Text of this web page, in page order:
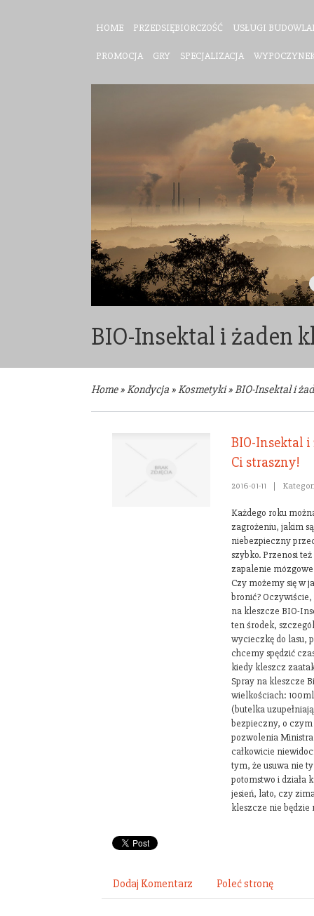
HOME PRZEDSIĘBIORCZOŚĆ USŁUGI
PROMOCJA GRY SPECJALIZACJA
BIO-Insektal i żaden
Home»Kondycja »Kosmetyki»BIO-Insektal i
BIO-Insektal i
Ci straszny!
2016-01-11 |
Każdego roku
zagrożeniu, jakim
niebezpieczny
szybko. Przenosi
zapalenie
Czy możemy się w
bronić?
na kleszcze BIO-
ten środek,
wycieczkę do lasu,
chcemy spędzić
kiedy kleszcz
Spray na kleszcze
wielkościach:
(butelka
bezpieczny, o
pozwolenia
całkowicie
tym, że usuwa nie
potomstwo i działa
jesień, lato, czy
kleszcze nie będzie
Dodaj Komentarz Poleć stronę